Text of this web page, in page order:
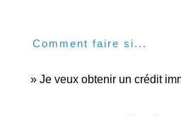
Comment faire si...
Je veux obtenir un crédit